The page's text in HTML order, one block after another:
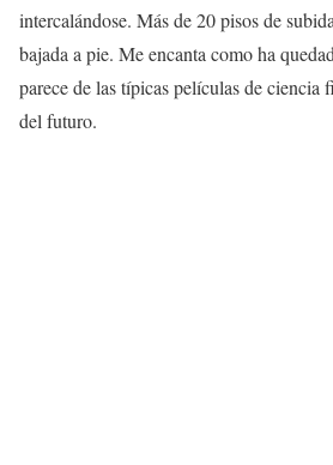
intercalándose. Más de 20 pisos de
bajada a pie. Me encanta como ha
parece de las típicas películas de ciencia
del futuro.